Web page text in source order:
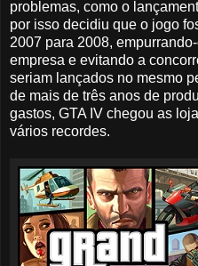
problemas, como o
por isso decidiu que o jogo
2007 para 2008,
empresa e evitando a
seriam lançados no mesmo
de mais de três anos de
gastos, GTA IV chegou as
vários recordes.